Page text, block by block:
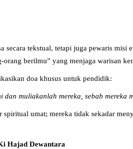
secara tekstual, tetapi juga pewaris
berilmu” yang menjaga warisan
doa khusus untuk pendidik:
muliakanlah mereka, sebab
umat; mereka tidak sekadar
Hajad Dewantara